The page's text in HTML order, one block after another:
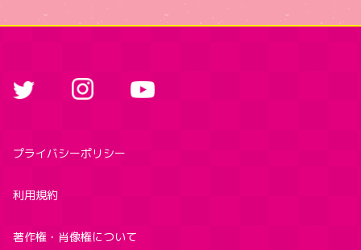
プライバシーポリシー
利用規約
著作権・肖像権について